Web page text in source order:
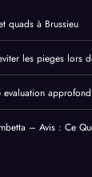
quads à Brussieu
les pieges lors
– Avis : Ce